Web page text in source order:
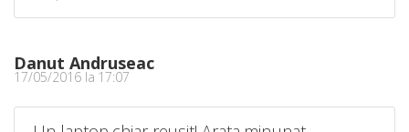
Danut Andruseac
17/05/2016 la 17:07